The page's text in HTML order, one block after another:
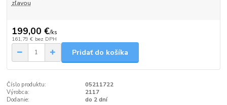
zľavou
199,00 €/ks
161,79 € bez DPH
Pridať do košíka
Číslo produktu:
05211722
Výrobca:
2117
Dodanie:
do 2 dní